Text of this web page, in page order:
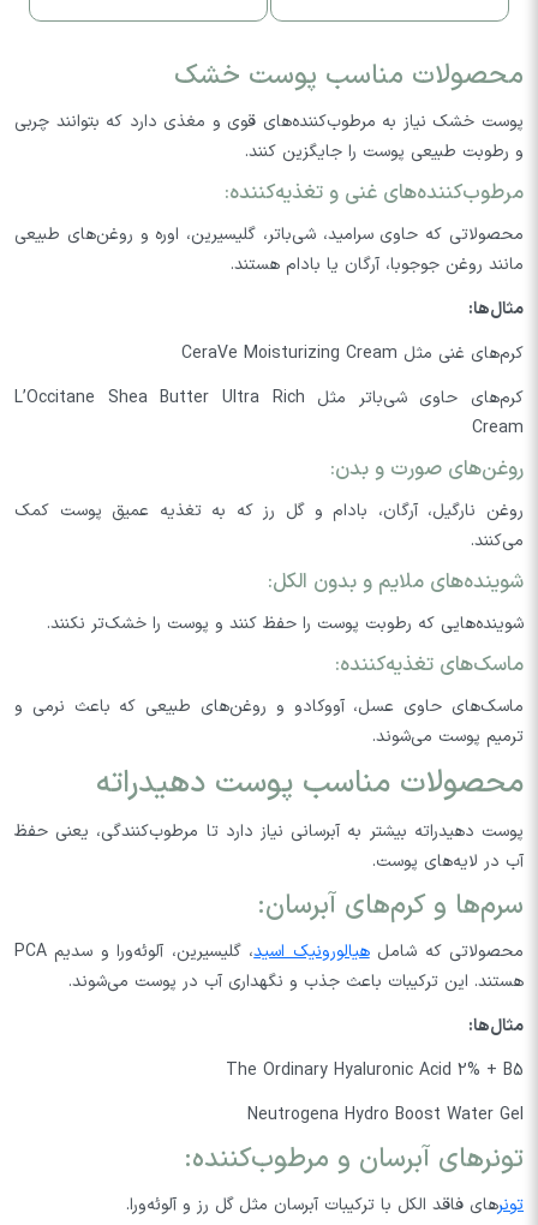
محصولات مناسب پوست خشک
پوست خشک نیاز به مرطوب‌کننده‌های قوی و مغذی دارد که بتوانند چربی
و رطوبت طبیعی پوست را جایگزین کنند.
مرطوب‌کننده‌های غنی و تغذیه‌کننده:
محصولاتی که حاوی سرامید، شی‌باتر، گلیسیرین، اوره و روغن‌های طبیعی
مانند روغن جوجوبا، آرگان یا بادام هستند.
مثال‌ها:
کرم‌های غنی مثل CeraVe Moisturizing Cream
کرم‌های حاوی شی‌باتر مثل L’Occitane Shea Butter Ultra Rich
Cream
روغن‌های صورت و بدن:
روغن نارگیل، آرگان، بادام و گل رز که به تغذیه عمیق پوست کمک
می‌کنند.
شوینده‌های ملایم و بدون الکل:
شوینده‌هایی که رطوبت پوست را حفظ کنند و پوست را خشک‌تر نکنند.
ماسک‌های تغذیه‌کننده:
ماسک‌های حاوی عسل، آووکادو و روغن‌های طبیعی که باعث نرمی و
ترمیم پوست می‌شوند.
محصولات مناسب پوست دهیدراته
پوست دهیدراته بیشتر به آبرسانی نیاز دارد تا مرطوب‌کنندگی، یعنی حفظ
آب در لایه‌های پوست.
سرم‌ها و کرم‌های آبرسان:
محصولاتی که شاملهیالورونیک اسید
، گلیسیرین، آلوئه‌ورا و سدیم PCA
هستند. این ترکیبات باعث جذب و نگهداری آب در پوست می‌شوند.
مثال‌ها:
The Ordinary Hyaluronic Acid 2% + B5
Neutrogena Hydro Boost Water Gel
تونرهای آبرسان و مرطوب‌کننده:
تونرهای فاقد الکل با ترکیبات آبرسان مثل گل رز و آلوئه‌ورا.